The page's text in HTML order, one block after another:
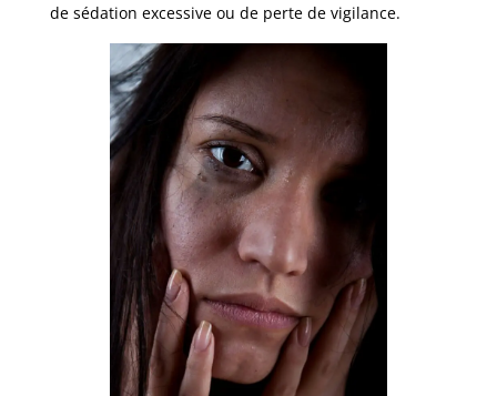
de sédation excessive ou de perte de vigilance.